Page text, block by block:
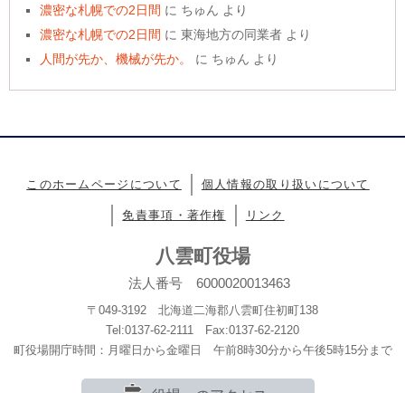
濃密な札幌での2日間 に ちゅん より
濃密な札幌での2日間 に東海地方の同業者 より
人間が先か、機械が先か。
に ちゅん より
このホームページについて 個人情報の取り扱いについて
免責事項・著作権 リンク
八雲町役場
法人番号 6000020013463
〒049-3192 北海道二海郡八雲町住初町138
Tel:0137-62-2111 Fax:0137-62-2120
町役場開庁時間：月曜日から金曜日 午前8時30分から午後5時15分まで